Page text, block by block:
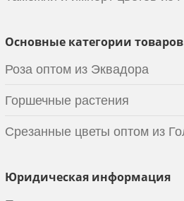
Основные категории товаров
Роза оптом из Эквадора
Горшечные растения
Срезанные цветы оптом из
Юридическая информация